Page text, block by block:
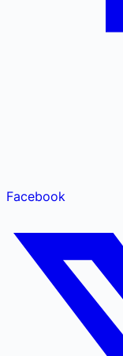
Facebook